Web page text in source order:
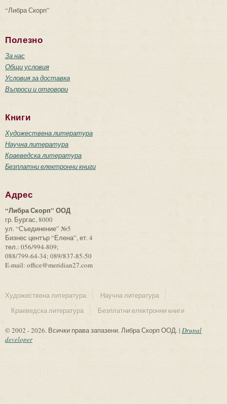
“Либра Скорп”
Полезно
За нас
Общи условия
Условия за доставка
Въпроси и отговори
Книги
Художествена литература
Научна литература
Краеведска литература
Безплатни електронни книги
Адрес
“Либра Скорп” ООД
гр. Бургас, 8000
ул. “Съединение” №5
Бизнес център “Елена”, ет. 4
тел.: 056/994-809;
088/799-64-34; 089/837-85-50
E-mail: office@meridian27.com
Художествена литература
Научна литература
Краеведска литература
Безплатни електронни книги
© 2002 - 2026. Всички права запазени. Либра Скорп ООД. | Drupal
developer